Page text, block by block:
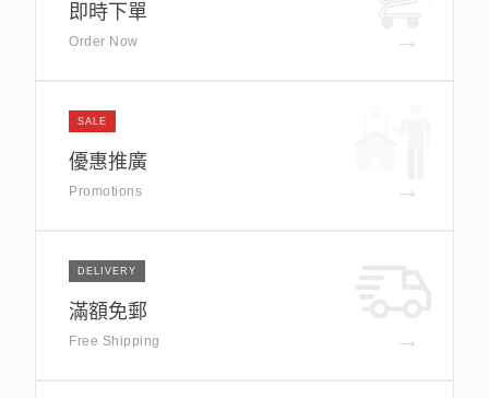
即時下單
Order Now →
SALE
優惠推廣
Promotions →
DELIVERY
滿額免郵
Free Shipping →